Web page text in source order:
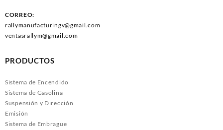
CORREO:
rallymanufacturingv@gmail.com
ventasrallym@gmail.com
PRODUCTOS
Sistema de Encendido
Sistema de Gasolina
Suspensión y Dirección
Emisión
Sistema de Embrague